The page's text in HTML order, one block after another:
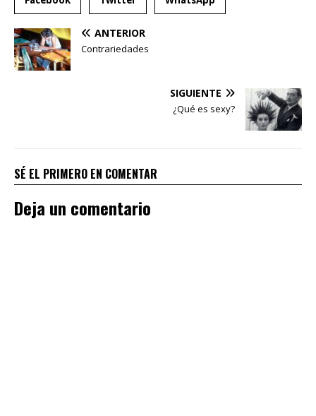
ANTERIOR
Contrariedades
SIGUIENTE
¿Qué es sexy?
SÉ EL PRIMERO EN COMENTAR
Deja un comentario